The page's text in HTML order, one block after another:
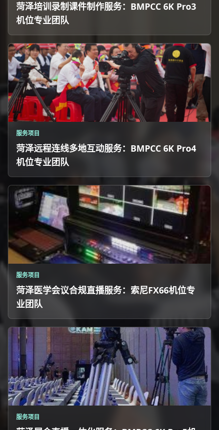
菏泽培训录制课件制作服务：BMPCC 6K Pro3
机位专业团队
服务项目
菏泽远程连线多地互动服务：BMPCC 6K Pro4
机位专业团队
服务项目
菏泽医学会议合规直播服务：索尼FX66机位专
业团队
服务项目